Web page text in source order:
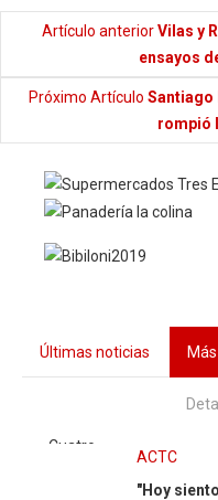
Artículo anterior Vilas y
ensayos
Próximo Artículo Santiago
rompió
Últimas noticias
Cuatro
ACTC
"Hoy